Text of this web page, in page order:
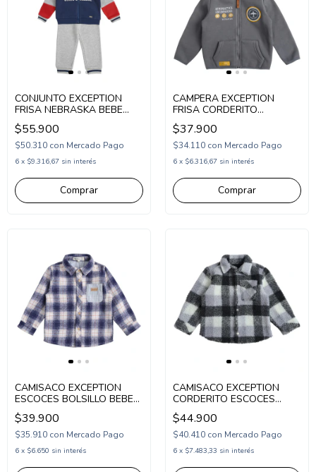
CONJUNTO EXCEPTION
FRISA NEBRASKA BEBE
(EX26BU09)
$55.900
$50.310 con Mercado Pago
6 x $9.316,67 sin interés
Comprar
CAMPERA EXCEPTION
FRISA CORDERITO
BORDADA BEBE
(EX26BPOL8)
$37.900
$34.110 con Mercado Pago
6 x $6.316,67 sin interés
Comprar
CAMISACO EXCEPTION
ESCOCES BOLSILLO BEBE
(EX26BCA21)
$39.900
$35.910 con Mercado Pago
6 x $6.650 sin interés
CAMISACO EXCEPTION
CORDERITO ESCOCES
BEBE (EX26BJK04)
$44.900
$40.410 con Mercado Pago
6 x $7.483,33 sin interés